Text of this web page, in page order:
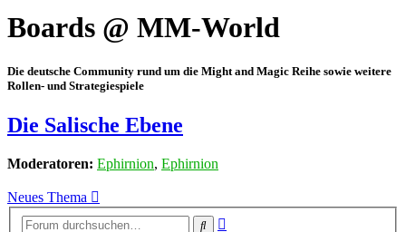
Boards @ MM-World
Die deutsche Community rund um die Might and Magic Reihe sowie weitere
Rollen- und Strategiespiele
Die Salische Ebene
Moderatoren: Ephirnion, Ephirnion
Neues Thema
Suche